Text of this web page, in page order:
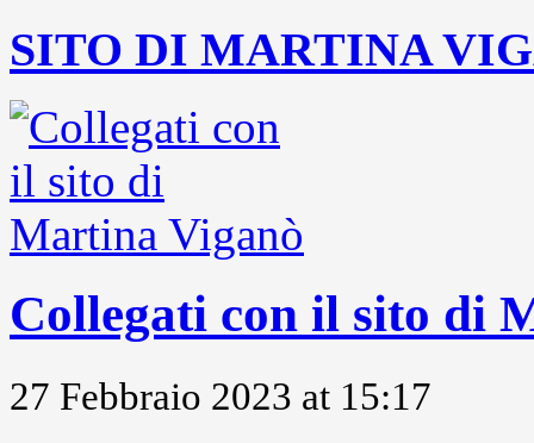
SITO DI MARTINA
Collegati con il sito di
27 Febbraio 2023 at 15:17